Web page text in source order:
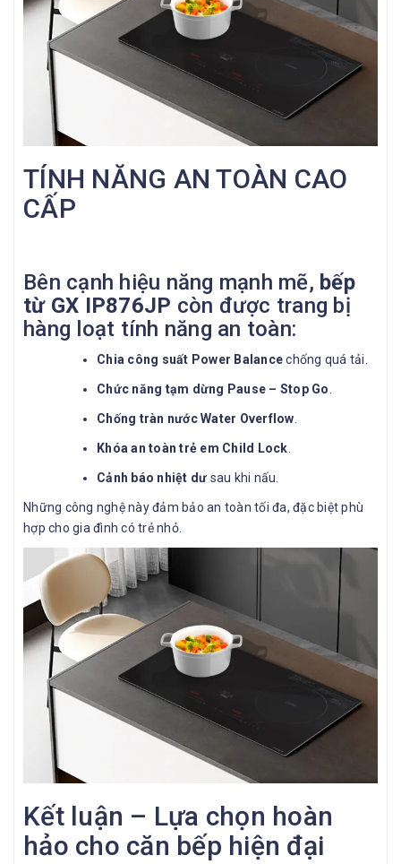
TÍNH NĂNG AN TOÀN CAO
CẤP
Bên cạnh hiệu năng mạnh mẽ, bếp
từ GX IP876JP còn được trang bị
hàng loạt tính năng an toàn:
Chia công suất Power Balancechống quá tải.
Chức năng tạm dừng Pause – Stop Go
Chống tràn nước Water Overflow
Khóa an toàn trẻ em Child Lock
Cảnh báo nhiệt dư sau khi nấu.
Những công nghệ này đảm bảo an toàn tối đa, đặc biệt phù
hợp cho gia đình có trẻ nhỏ.
Kết luận – Lựa chọn hoàn
hảo cho căn bếp hiện đại